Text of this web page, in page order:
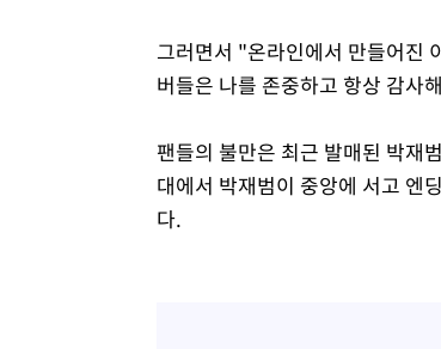
그러면서 "온라인에서 만들어진
버들은 나를 존중하고 항상 감사
팬들의 불만은 최근 발매된 박재
대에서 박재범이 중앙에 서고 엔
다.